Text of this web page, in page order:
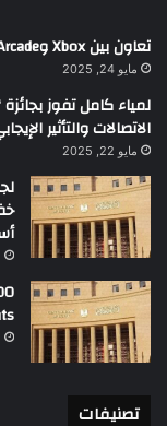
تعاون بين Xbox وAntstream Arcade
مايو 24, 2025
لمياء كامل تفوز
الاتصالات والتأثير
مايو 22, 2025
تصنيفات